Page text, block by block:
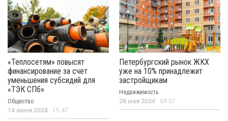
«Теплосетям» повысят
финансирование за счет
уменьшения субсидий для
«ТЭК СПб»
Общество
14 июня 2024 15:47
Петербургский рынок ЖКХ
уже на 10% принадлежит
застройщикам
Недвижимость
28 мая 2024 09:57